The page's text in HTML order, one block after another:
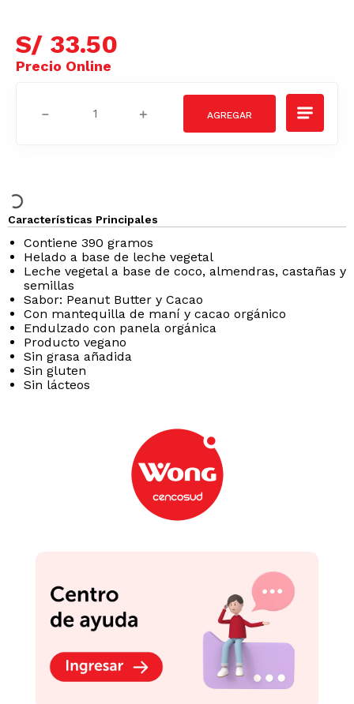
S/ 33.50
＋
－
Características Principales
Contiene 390 gramos
Helado a base de leche vegetal
Leche vegetal a base de coco, almendras, castañas y
semillas
Sabor: Peanut Butter y Cacao
Con mantequilla de maní y cacao orgánico
Endulzado con panela orgánica
Producto vegano
Sin grasa añadida
Sin gluten
Sin lácteos